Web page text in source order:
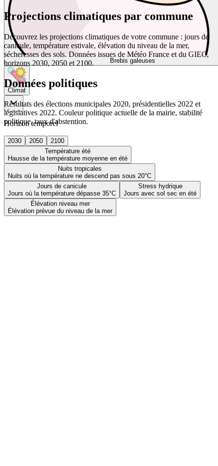
Brebis galeuses
Climat
Horizon temporel
2030 2050
2100
Température été
Hausse de la température moyenne en été
Nuits tropicales
Nuits où la température ne descend pas sous 20°C
Jours de canicule
Jours où la température dépasse 35°C
Stress hydrique
Jours avec sol sec en été
Élévation niveau mer
Élévation prévue du niveau de la mer
Projections climatiques par commune
Découvrez les projections climatiques de votre commune : jours de
canicule, température estivale, élévation du niveau de la mer,
sécheresses des sols. Données issues de Météo France et du GIEC,
horizons 2030, 2050 et 2100.
Données politiques
Résultats des élections municipales 2020, présidentielles 2022 et
législatives 2022. Couleur politique actuelle de la mairie, stabilité
politique, taux d'abstention.